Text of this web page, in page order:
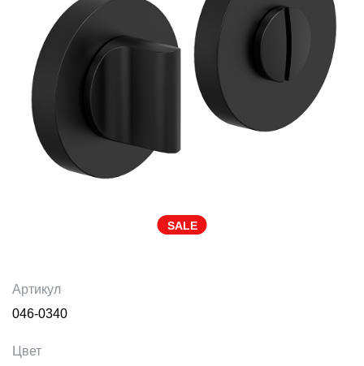
SALE
Артикул
046-0340
Цвет